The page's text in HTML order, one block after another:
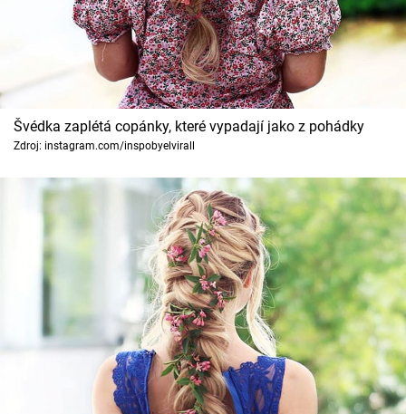
Sledujte prima+
Filmový festival Karlovy Vary
Pořady
Mámy sobě
Přihlášení
Švédka zaplétá copánky, které vypadají jako z pohádky
Zdroj: instagram.com/inspobyelvirall